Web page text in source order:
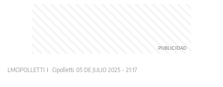
LMCIPOLLETTI Cipolletti 05 DE JULIO 2025 - 21:17